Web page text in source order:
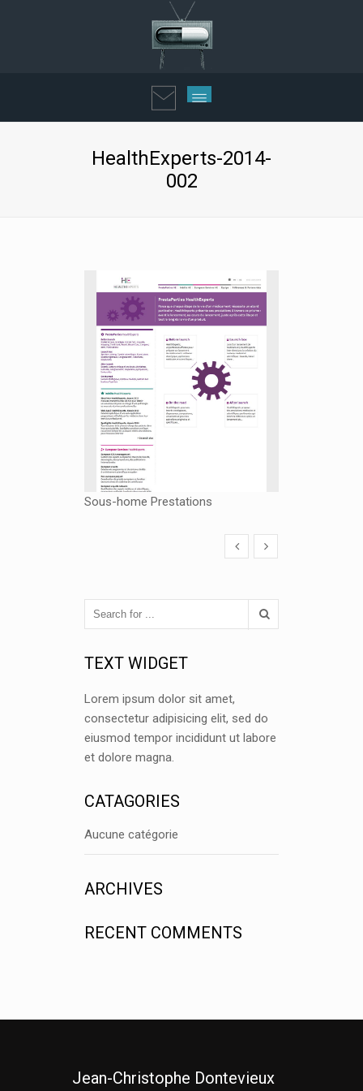
HealthExperts-2014-
002
Sous-home Prestations
TEXT WIDGET
Lorem ipsum dolor sit amet,
consectetur adipisicing elit, sed do
eiusmod tempor incididunt ut labore
et dolore magna.
CATAGORIES
Aucune catégorie
ARCHIVES
RECENT COMMENTS
Jean-Christophe Dontevieux